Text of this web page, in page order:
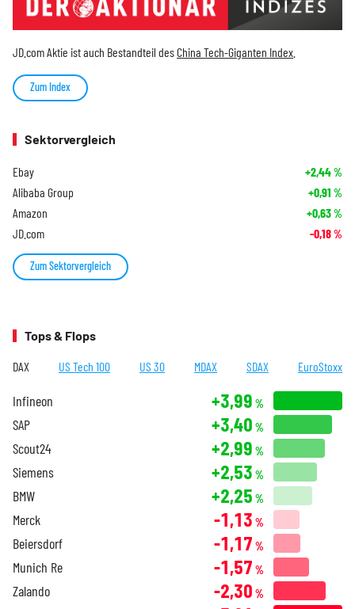
JD.com Aktie ist auch Bestandteil desChina Tech-Giganten Index
Zum Index
Sektorvergleich
Ebay +2,44%
Alibaba Group +0,91 %
Amazon +0,63%
JD.com -0,18%
Zum Sektorvergleich
Tops & Flops
DAX US Tech 100 US 30 MDAX SDAX EuroStoxx
Infineon +3,99 %
SAP +3,40 %
Scout24 +2,99 %
Siemens +2,53 %
BMW +2,25 %
Merck -1,13 %
Beiersdorf -1,17 %
Munich Re -1,57 %
Zalando -2,30 %